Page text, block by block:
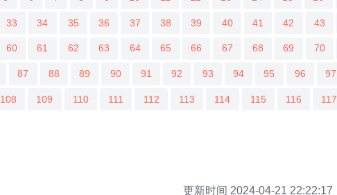
33 34 35 36 37 38 39 40 41 42 43
60 61 62 63 64 65 66 67 68 69 70
87 88 89 90 91 92 93 94 95 96 97
108 109 110 111 112 113 114 115 116 117
更新时间 2024-04-21 22:22:17